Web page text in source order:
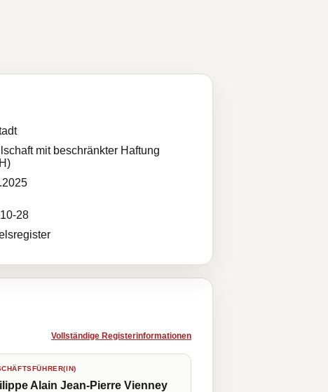
mit beschränkter Haftung
28
Vollständige Registerinformationen
Alain Jean-Pierre Vienney